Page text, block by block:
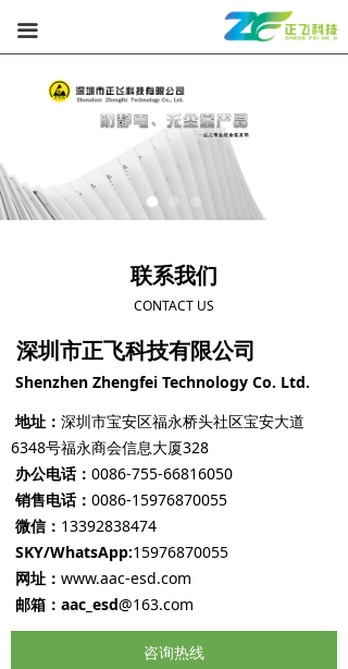
끀
联系我们
CONTACT US
深圳市正飞科技有限公司
Shenzhen Zhengfei Technology Co. Ltd.
地址： 深圳市宝安区福永桥头社区宝安大道
6348号福永商会信息大厦328
办公电话： 0086-755-66816050
销售电话： 0086-15976870055
微信： 13392838474
SKY/WhatsApp:15976870055
网址： www.aac-esd.com
邮箱：aac_esd@163.com
咨询热线